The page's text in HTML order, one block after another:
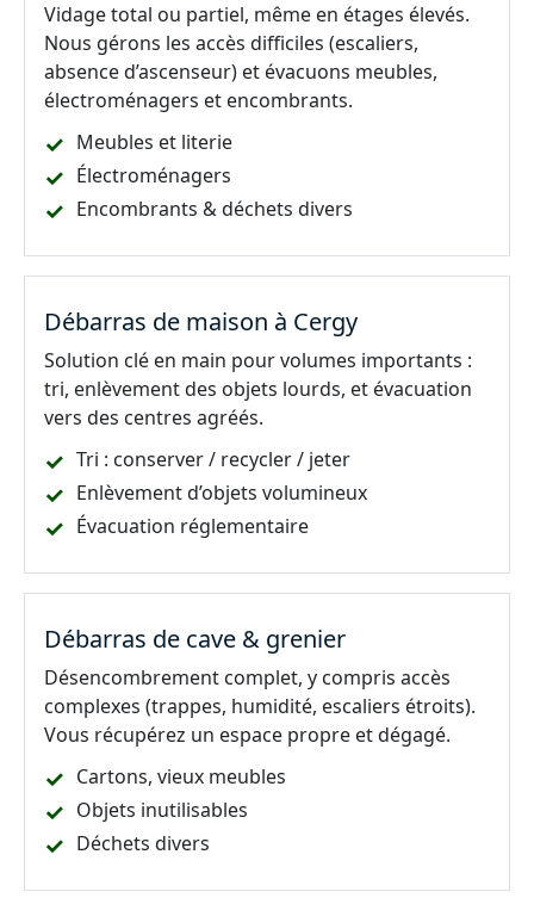
Vidage total ou partiel, même en étages élevés.
Nous gérons les accès difficiles (escaliers,
absence d’ascenseur) et évacuons meubles,
électroménagers et encombrants.
Meubles et literie
Électroménagers
Encombrants & déchets divers
Débarras de maison à Cergy
Solution clé en main pour volumes importants :
tri, enlèvement des objets lourds, et évacuation
vers des centres agréés.
Tri : conserver / recycler / jeter
Enlèvement d’objets volumineux
Évacuation réglementaire
Débarras de cave & grenier
Désencombrement complet, y compris accès
complexes (trappes, humidité, escaliers étroits).
Vous récupérez un espace propre et dégagé.
Cartons, vieux meubles
Objets inutilisables
Déchets divers